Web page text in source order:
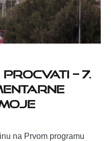
– 7.
na Prvom programu